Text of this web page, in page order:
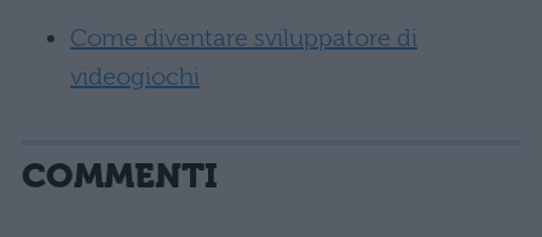
Come diventare sviluppatore di
videogiochi
COMMENTI